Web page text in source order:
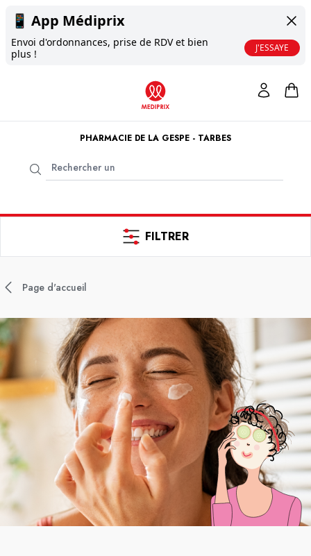
📱 App Médiprix
Envoi d'ordonnances, prise de RDV et bien
plus !
J'ESSAYE
PHARMACIE DE LA GESPE - TARBES
FILTRER
Page d'accueil